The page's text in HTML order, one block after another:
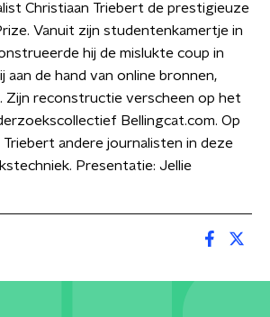
Christiaan Triebert de prestigieuze
Vanuit zijn studentenkamertje in
hij de mislukte coup in
aan de hand van online bronnen,
Zijn reconstructie verscheen op het
Bellingcat.com. Op
andere journalisten in deze
Presentatie: Jellie